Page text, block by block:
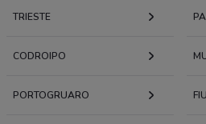
TRIESTE
CODROIPO
PORTOGRUARO